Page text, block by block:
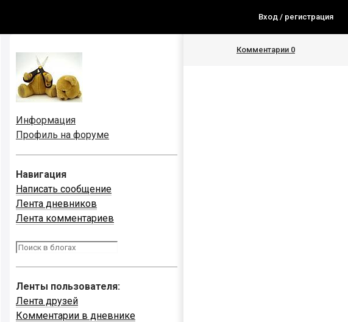
Вход / регистрация
Информация
Профиль на форуме
Навигация
Написать сообщение
Лента дневников
Лента комментариев
Ленты пользователя:
Лента друзей
Комментарии в дневнике
Комментарии 0